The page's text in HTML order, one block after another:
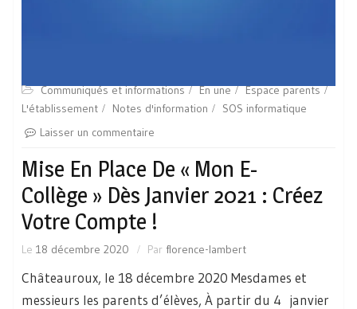
Communiqués et informations En une
Espace parents
L'établissement
Notes d'information
SOS informatique
Laisser un commentaire
Mise En Place De « Mon E-
Collège » Dès Janvier 2021 : Créez
Votre Compte !
Le 18 décembre 2020 Par florence-lambert
Châteauroux, le 18 décembre 2020 Mesdames et
messieurs les parents d’élèves, À partir du 4 janvier